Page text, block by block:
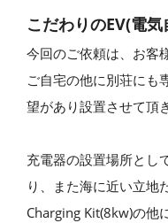
こだわりのEV(電
今回のご依頼は、お客
ご自宅の他に別荘にも
望があり設置させて頂
充電器の設置場所とし
り、また海に近い立地
Charging Kit(8kw)の他